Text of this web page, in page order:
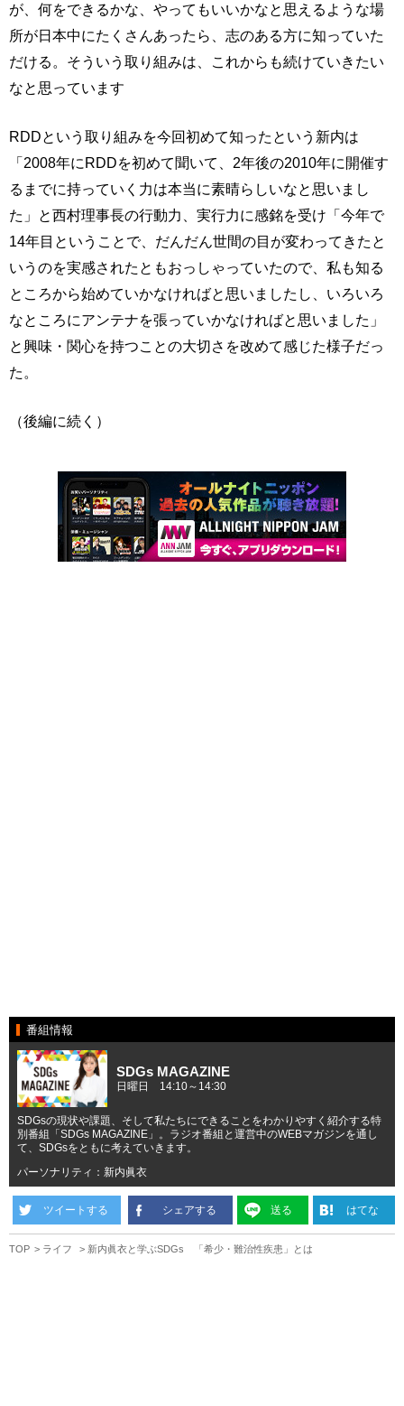
が、何をできるかな、やってもいいかなと思えるような場
所が日本中にたくさんあったら、志のある方に知っていた
だける。そういう取り組みは、これからも続けていきたい
なと思っています
RDDという取り組みを今回初めて知ったという新内は
「2008年にRDDを初めて聞いて、2年後の2010年に開催す
るまでに持っていく力は本当に素晴らしいなと思いまし
た」と西村理事長の行動力、実行力に感銘を受け「今年で
14年目ということで、だんだん世間の目が変わってきたと
いうのを実感されたともおっしゃっていたので、私も知る
ところから始めていかなければと思いましたし、いろいろ
なところにアンテナを張っていかなければと思いました」
と興味・関心を持つことの大切さを改めて感じた様子だっ
た。
（後編に続く）
番組情報
SDGs MAGAZINE
日曜日 14:10～14:30
SDGsの現状や課題、そして私たちにできることをわかりやすく紹介する特
別番組「SDGs MAGAZINE」。ラジオ番組と運営中のWEBマガジンを通し
て、SDGsをともに考えていきます。
パーソナリティ：新内眞衣
ツイートする シェアする 送る はてな
TOP ライフ 新内眞衣と学ぶSDGs 「希少・難治性疾患」とは